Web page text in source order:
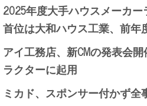
2025年度大手ハウスメーカ
首位は大和ハウス工業、前年
アイ工務店、新CMの発表会
ラクターに起用
ミカド、スポンサー付かず全